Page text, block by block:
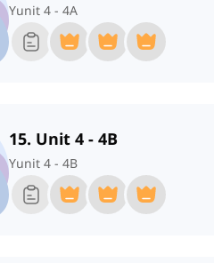
Yunit 4 - 4A
15. Unit 4 - 4B
Yunit 4 - 4B